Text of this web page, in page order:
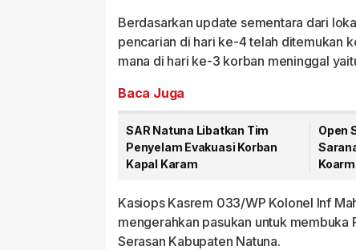
Berdasarkan update sementara dari
pencarian di hari ke-4 telah ditemukan
mana di hari ke-3 korban meninggal
Baca Juga
SAR Natuna Libatkan Tim
Penyelam Evakuasi Korban
Kapal Karam
Open
Kasiops Kasrem 033/WP Kolonel Inf
mengerahkan pasukan untuk membuka
Serasan Kabupaten Natuna.